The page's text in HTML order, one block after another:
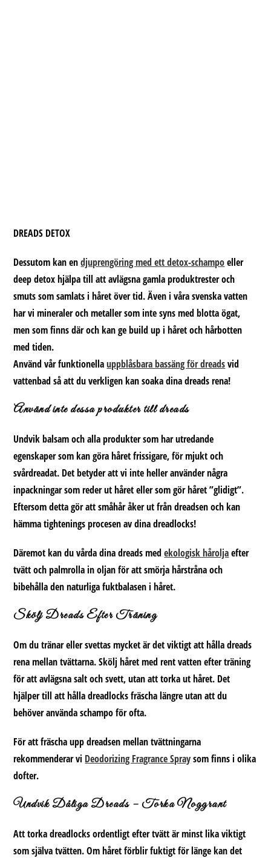
DREADS DETOX
Dessutom kan en djuprengöring med ett detox-schampoeller
deep detoxhjälpa till att avlägsna gamla produktrester och
smuts som samlats i håret över tid. Även i våra svenska vatten
har vi mineraler och metaller som inte syns med blotta ögat,
men som finns där och kan ge build up i håret och hårbotten
med tiden.
Använd vår funktionellauppblåsbara bassäng för dreadsvid
vattenbad så att du verkligen kan soaka dina dreads rena!
Använd inte dessa produkter till dreads
Undvik balsam och alla produkter som har utredande
egenskaper som kan göra håret frissigare, för mjukt och
svårdreadat. Det betyder att vi inte heller använder några
inpackningar som reder ut håret eller som gör håret ”glidigt”.
Eftersom detta gör att småhår åker ut från dreadsen och kan
hämma tightenings procesen av dina dreadlocks!
Däremot kan du vårda dina dreads medekologisk hårolja efter
tvätt och palmrolla in oljan för att smörja hårstråna och
bibehålla den naturliga fuktbalasen i håret.
Skölj Dreads Efter Träning
Om du tränar eller svettas mycket är det viktigt att hålla dreads
rena mellan tvättarna. Skölj håret med rent vatten efter träning
för att avlägsna salt och svett, utan att torka ut håret. Det
hjälper till att hålla dreadlocks fräscha längre utan att du
behöver använda schampo för ofta.
För att fräscha upp dreadsen mellan tvättningarna
rekommenderar vi Deodorizing Fragrance Spraysom finns i olika
dofter.
Undvik Dåliga Dreads – Torka Noggrant
Att torka dreadlocks ordentligt efter tvätt är minst lika viktigt
som själva tvätten. Om håret förblir fuktigt för länge kan det